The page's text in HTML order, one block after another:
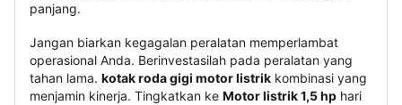
panjang.
Jangan biarkan kegagalan peralatan memperlambat
operasional Anda. Berinvestasilah pada peralatan yang
tahan lama. kotak roda gigi motor listrik kombinasi yang
menjamin kinerja. Tingkatkan ke Motor listrik 1,5 hp hari